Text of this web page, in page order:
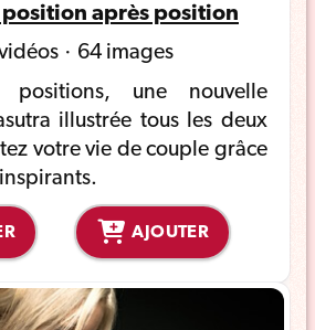
après position
64 images
positions, une nouvelle
illustrée tous les deux
votre vie de couple grâce
AJOUTER